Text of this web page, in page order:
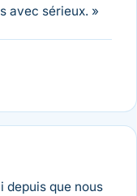
avec sérieux. »
depuis que nous